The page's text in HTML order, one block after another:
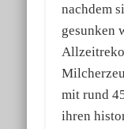
nachdem
gesunken
mit rund
ihren